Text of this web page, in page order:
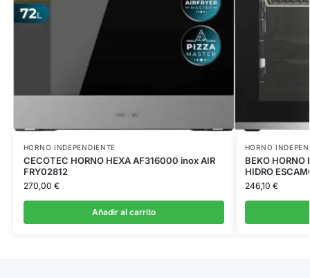
HORNO INDEPENDIENTE
CECOTEC HORNO HEXA AF316000 inox AIR
FRY02812
270,00 €
Añadir al carrito
HORNO
BEKO HORNO
HIDRO
246,10 €